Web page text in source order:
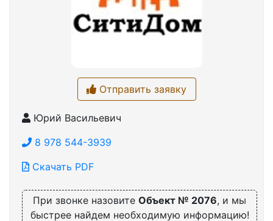
Отправить заявку
Юрий Васильевич
8 978 544-3939
Скачать PDF
При звонке назовите Объект № 2076, и мы
быстрее найдем необходимую информацию!